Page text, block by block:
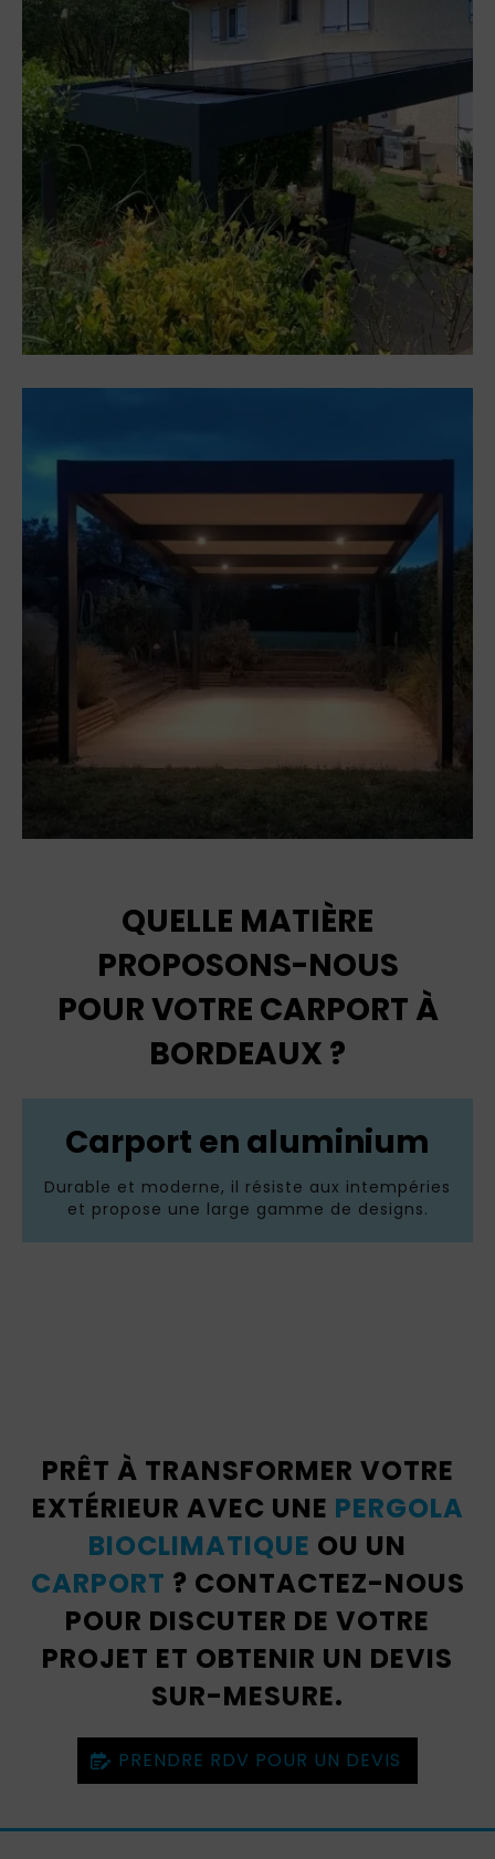
QUELLE MATIÈRE
PROPOSONS-NOUS
POUR VOTRE CARPORT À
BORDEAUX ?
Carport en aluminium
Durable et moderne, il résiste aux intempéries
et propose une large gamme de designs.
PRÊT À TRANSFORMER VOTRE
EXTÉRIEUR AVEC UNE PERGOLA
BIOCLIMATIQUE OU UN
CARPORT ? CONTACTEZ-NOUS
POUR DISCUTER DE VOTRE
PROJET ET OBTENIR UN DEVIS
SUR-MESURE.
PRENDRE RDV POUR UN DEVIS